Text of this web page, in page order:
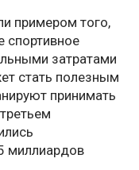
примером того,
спортивное
затратами
стать полезным
принимать
миллиардов